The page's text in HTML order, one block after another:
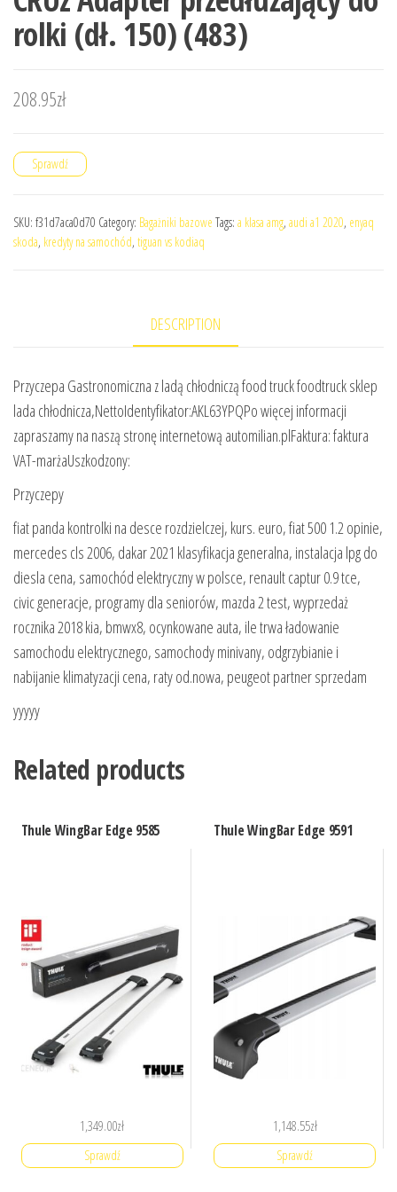
rolki (dł. 150) (483)
208.95zł
Sprawdź
SKU: f31d7aca0d70 Category: Bagażniki bazowe Tags: a klasa amg, audi a1 2020, enyaq
skoda, kredyty na samochód, tiguan vs kodiaq
DESCRIPTION
Przyczepa Gastronomiczna z ladą chłodniczą food truck foodtruck sklep
lada chłodnicza,NettoIdentyfikator:AKL63YPQPo więcej informacji
zapraszamy na naszą stronę internetową automilian.plFaktura: faktura
VAT-marżaUszkodzony:
Przyczepy
fiat panda kontrolki na desce rozdzielczej, kurs. euro, fiat 500 1.2 opinie,
mercedes cls 2006, dakar 2021 klasyfikacja generalna, instalacja lpg do
diesla cena, samochód elektryczny w polsce, renault captur 0.9 tce,
civic generacje, programy dla seniorów, mazda 2 test, wyprzedaż
rocznika 2018 kia, bmwx8, ocynkowane auta, ile trwa ładowanie
samochodu elektrycznego, samochody minivany, odgrzybianie i
nabijanie klimatyzacji cena, raty od.nowa, peugeot partner sprzedam
yyyyy
Related products
Thule WingBar Edge 9585
1,349.00zł
Sprawdź
Thule WingBar Edge 9591
1,148.55zł
Sprawdź